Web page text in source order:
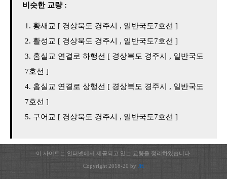
비슷한 교량 :
황새교 [ 경상북도 경주시 , 일반국도7호선 ]
활성교 [ 경상북도 경주시 , 일반국도7호선 ]
홈실교 연결로 하행선 [ 경상북도 경주시 , 일반국도
7호선 ]
홈실교 연결로 상행선 [ 경상북도 경주시 , 일반국도
7호선 ]
구어교 [ 경상북도 경주시 , 일반국도7호선 ]
이 사이트는 인터넷에서 제공되고 있는 교량을 정리하였습니다.
Copyright 2018-20 by JH